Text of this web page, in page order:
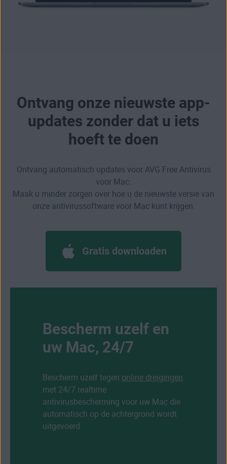
Ontvang onze nieuwste app-
updates zonder dat u iets
hoeft te doen
Ontvang automatisch updates voor AVG Free Antivirus
voor Mac.
Maak u minder zorgen over hoe u de nieuwste versie van
onze antivirussoftware voor Mac kunt krijgen.
Gratis downloaden
Bescherm uzelf en
uw Mac, 24/7
Bescherm uzelf tegen online dreigingen
met 24/7 realtime
antivirusbescherming voor uw Mac die
automatisch op de achtergrond wordt
uitgevoerd.